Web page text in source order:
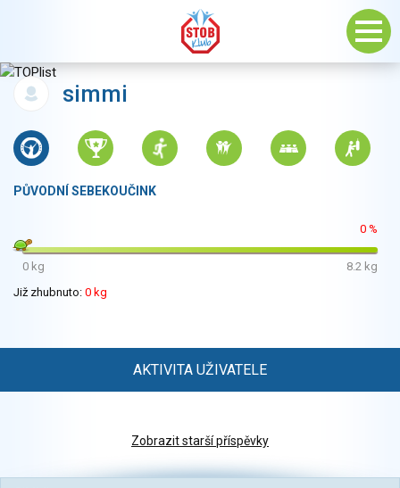
simmi
PŮVODNÍ SEBEKOUČINK
0 %
0 kg
8.2 kg
Již zhubnuto: 0 kg
AKTIVITA UŽIVATELE
Zobrazit starší příspěvky